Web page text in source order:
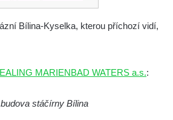
náměstí v
v Českých
Bílina-Kyselka, kterou příchozí vidí,
MARIENBAD WATERS a.s.:
stáčírny Bílina